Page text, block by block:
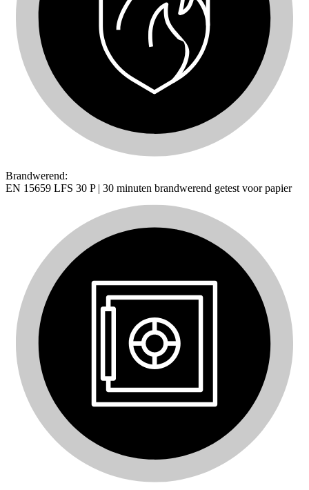
Brandwerend:
EN 15659 LFS 30 P | 30 minuten brandwerend getest voor papier